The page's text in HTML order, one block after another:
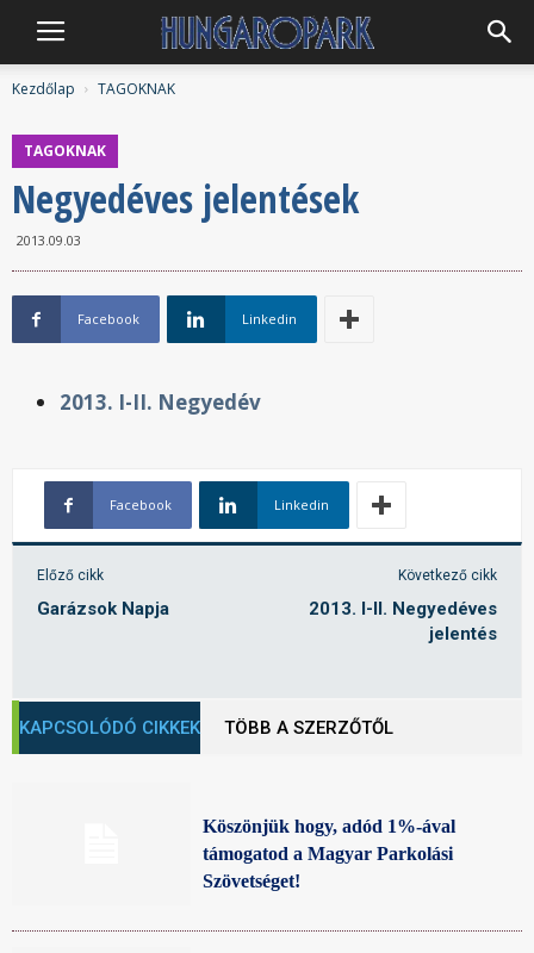
Hungaropark
Kezdőlap TAGOKNAK
TAGOKNAK
Negyedéves jelentések
2013.09.03
Facebook Linkedin
2013. I-II. Negyedév
Facebook Linkedin
Előző cikk
Garázsok Napja
Következő cikk
2013. I-II. Negyedéves
jelentés
KAPCSOLÓDÓ CIKKEK TÖBB A SZERZŐTŐL
Köszönjük hogy, adód 1%-ával
támogatod a Magyar Parkolási
Szövetséget!